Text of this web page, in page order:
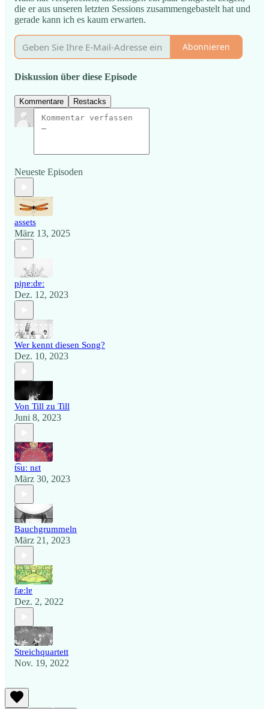
die er aus unseren letzten Sessions zusammengebastelt hat und
gerade kann ich es kaum erwarten.
Abonnieren
Diskussion über diese Episode
Kommentare Restacks
Neueste Episoden
assets
März 13, 2025
piɲɐːdɐː
Dez. 12, 2023
Wer kennt diesen Song?
Dez. 10, 2023
Von Till zu Till
Juni 8, 2023
t͡suː nɛt
März 30, 2023
Bauchgrummeln
März 21, 2023
f​æ​ː​l​ɐ
Dez. 2, 2022
Streichquartett
Nov. 19, 2022